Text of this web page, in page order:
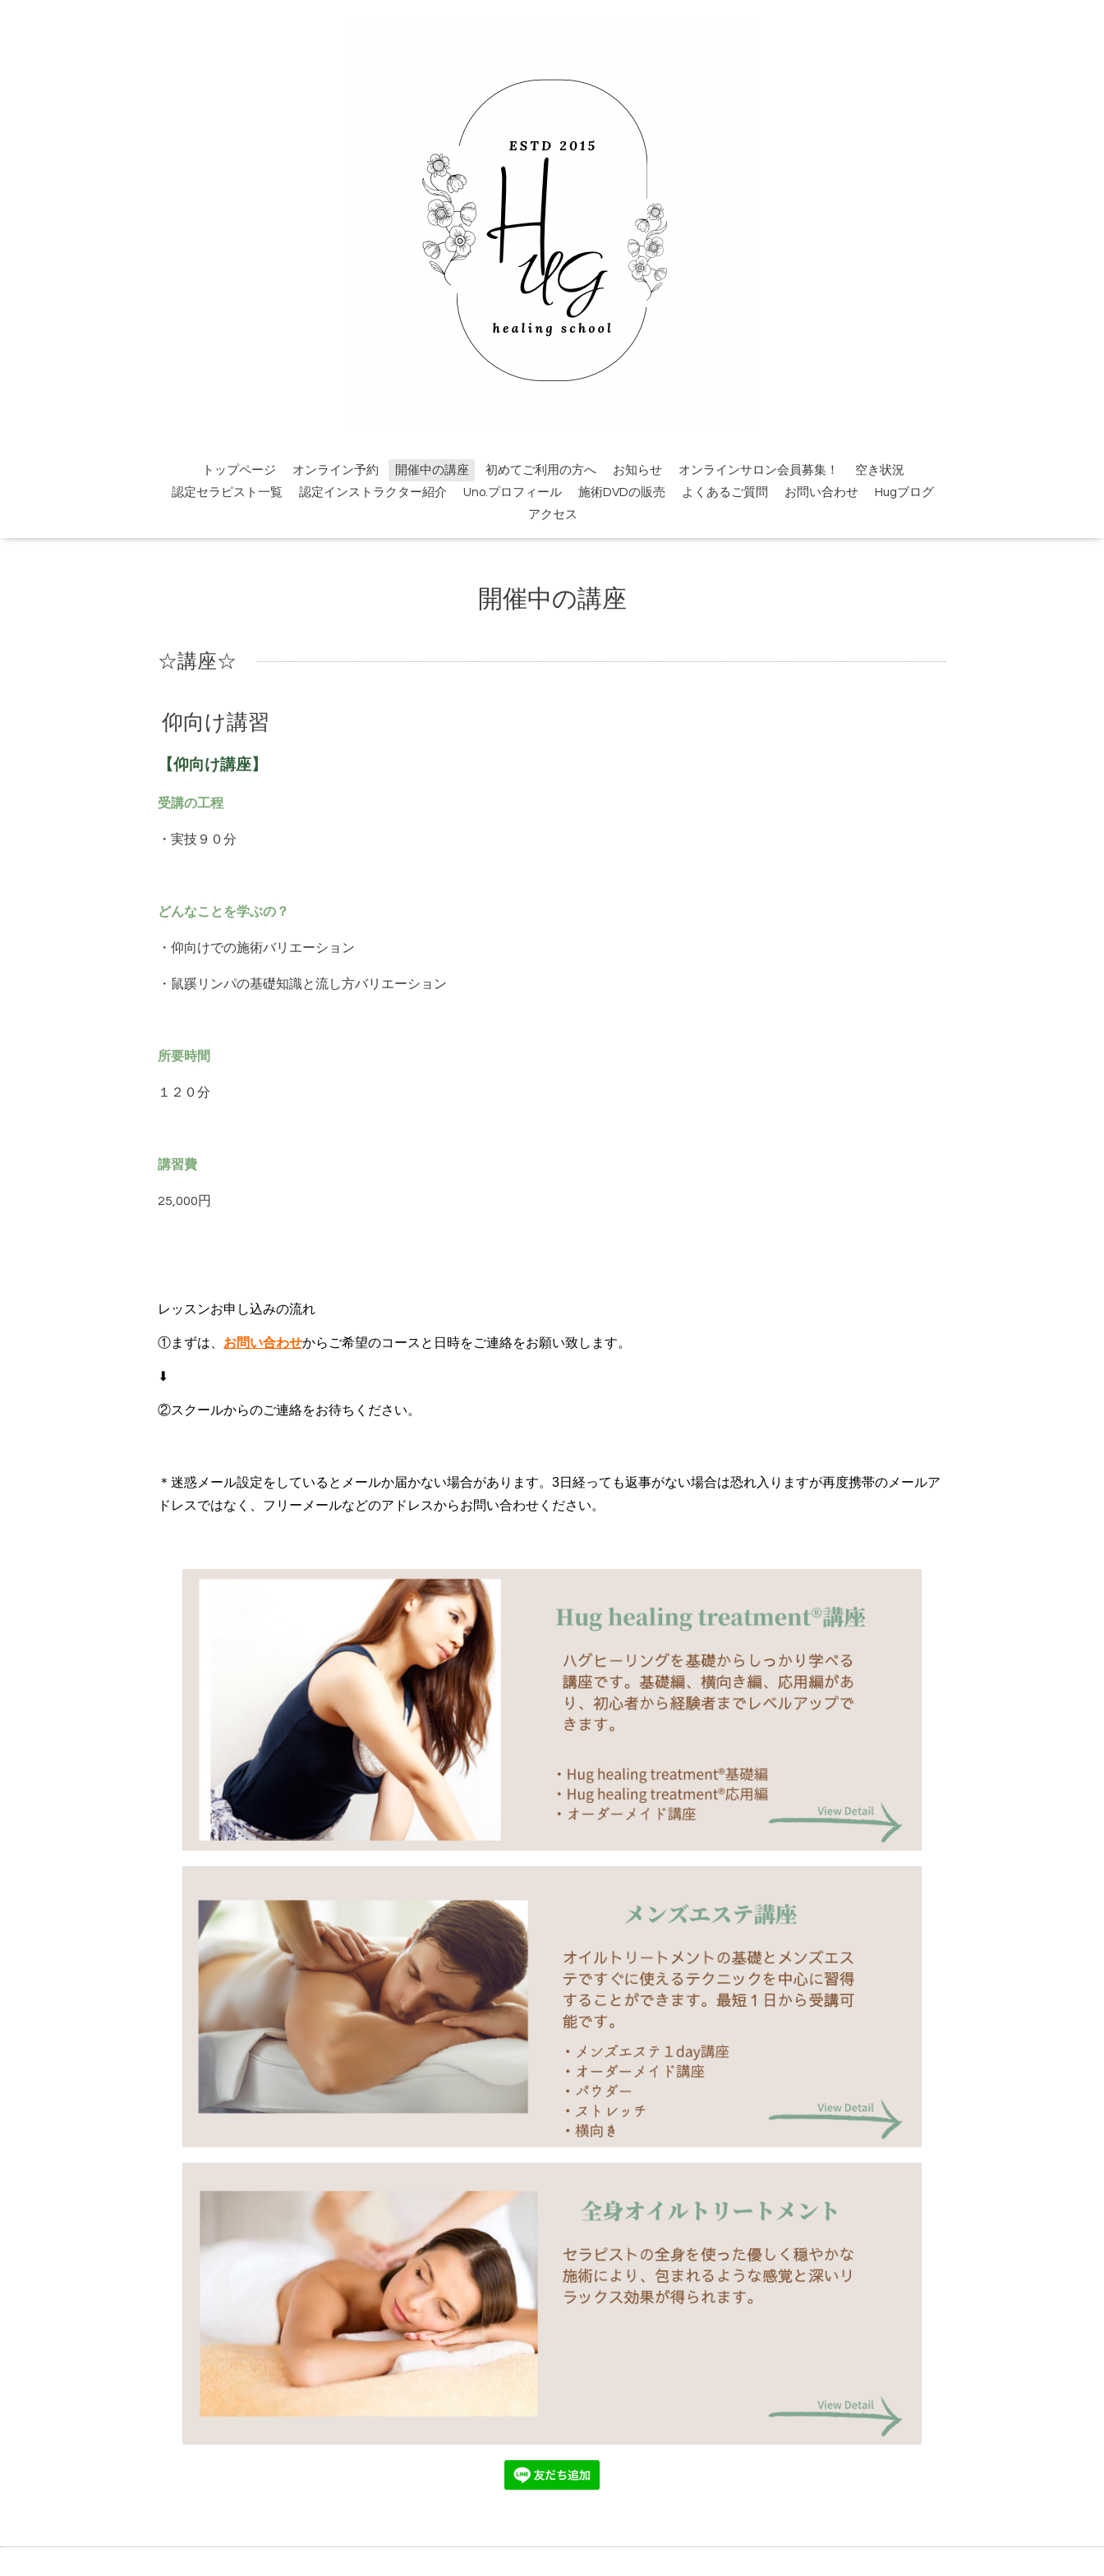
トップページ オンライン予約 開催中の講座 初めてご利用の方へ お知らせ オンラインサロン会員募集！
空き状況
認定セラピスト一覧
認定インストラクター紹介 Uno.プロフィール 施術DVDの販売 よくあるご質問 お問い合わせ
Hugブログ
アクセス
開催中の講座
☆講座☆
仰向け講習
【仰向け講座】
受講の工程
・実技９０分
どんなことを学ぶの？
・仰向けでの施術バリエーション
・鼠蹊リンパの基礎知識と流し方バリエーション
所要時間
１２０分
講習費
25,000円
レッスンお申し込みの流れ
①まずは、 お問い合わせからご希望のコースと日時をご連絡をお願い致します。
⬇︎
②スクールからのご連絡をお待ちください。
＊迷惑メール設定をしているとメールか届かない場合があります。3日経っても返事がない場合は恐れ入りますが再度携帯のメールア
ドレスではなく、フリーメールなどのアドレスからお問い合わせください。